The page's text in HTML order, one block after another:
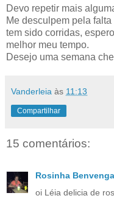
Devo repetir mais
Me desculpem pela
tem sido corridas,
melhor meu tempo.
Desejo uma semana
Vanderleia às 11:13
Compartilhar
15 comentários:
Rosinha Benvenga
oi Léia delicia de